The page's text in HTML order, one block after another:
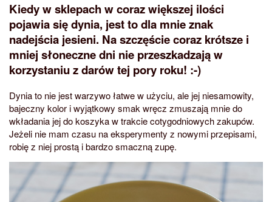
Kiedy w sklepach w coraz większej ilości
pojawia się dynia, jest to dla mnie znak
nadejścia jesieni. Na szczęście coraz krótsze i
mniej słoneczne dni nie przeszkadzają w
korzystaniu z darów tej pory roku! :-)
Dynia to nie jest warzywo łatwe w użyciu, ale jej niesamowity,
bajeczny kolor i wyjątkowy smak wręcz zmuszają mnie do
wkładania jej do koszyka w trakcie cotygodniowych zakupów.
Jeżeli nie mam czasu na eksperymenty z nowymi przepisami,
robię z niej prostą i bardzo smaczną zupę.